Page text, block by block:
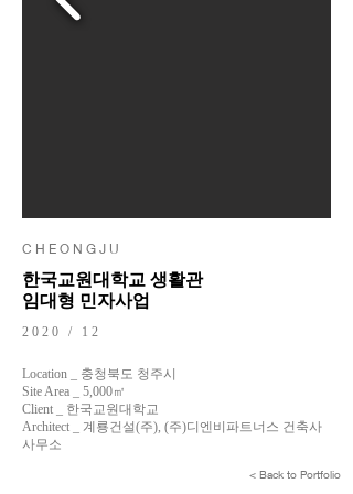
C H E O N G J U
한국교원대학교 생활관
임대형 민자사업
2020 / 12
Location _ 충청북도 청주시
Site Area _ 5,000㎡
Client _ 한국교원대학교
Architect _ 계룡건설(주), (주)디엔비파트너스 건축사
사무소
< Back to Portfolio